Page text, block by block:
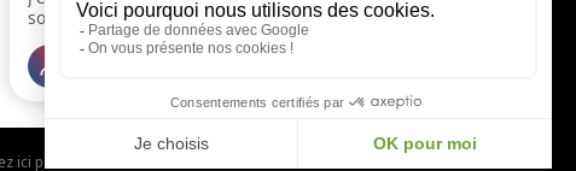
ici pour vérifier